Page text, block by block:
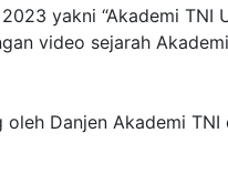
yakni “Akademi TNI
video sejarah
Danjen Akademi TNI